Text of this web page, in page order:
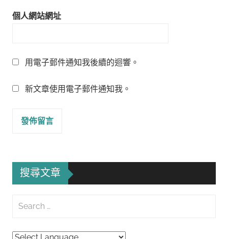
個人網站網址
用電子郵件通知我後續的迴響。
新文章使用電子郵件通知我。
搜尋文章
Search